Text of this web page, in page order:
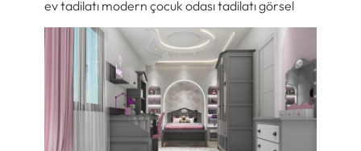
ev tadilatı modern çocuk odası tadilatı görsel